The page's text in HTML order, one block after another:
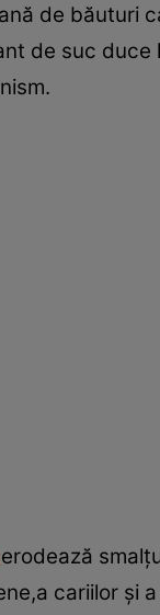
de băuturi
de suc
erodează
cariilor şi